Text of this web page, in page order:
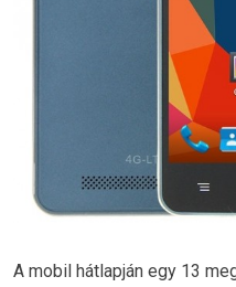
A mobil hátlapján egy 13